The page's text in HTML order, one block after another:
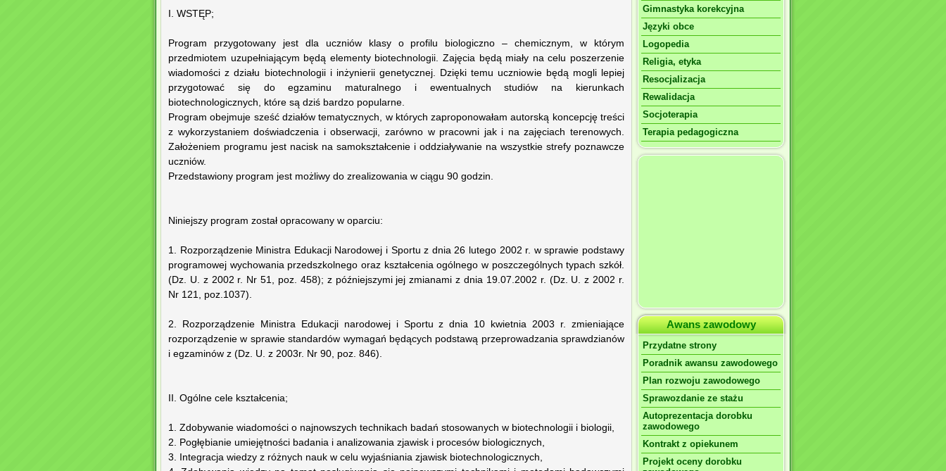
I. WSTĘP;
Program przygotowany jest dla uczniów klasy o profilu biologiczno – chemicznym, w którym
przedmiotem uzupełniającym będą elementy biotechnologii. Zajęcia będą miały na celu poszerzenie
wiadomości z działu biotechnologii i inżynierii genetycznej. Dzięki temu uczniowie będą mogli lepiej
przygotować się do egzaminu maturalnego i ewentualnych studiów na kierunkach
biotechnologicznych, które są dziś bardzo popularne.
Program obejmuje sześć działów tematycznych, w których zaproponowałam autorską koncepcję treści
z wykorzystaniem doświadczenia i obserwacji, zarówno w pracowni jak i na zajęciach terenowych.
Założeniem programu jest nacisk na samokształcenie i oddziaływanie na wszystkie strefy poznawcze
uczniów.
Przedstawiony program jest możliwy do zrealizowania w ciągu 90 godzin.
Niniejszy program został opracowany w oparciu:
1. Rozporządzenie Ministra Edukacji Narodowej i Sportu z dnia 26 lutego 2002 r. w sprawie podstawy
programowej wychowania przedszkolnego oraz kształcenia ogólnego w poszczególnych typach szkół.
(Dz. U. z 2002 r. Nr 51, poz. 458); z późniejszymi jej zmianami z dnia 19.07.2002 r. (Dz. U. z 2002 r.
Nr 121, poz.1037).
2. Rozporządzenie Ministra Edukacji narodowej i Sportu z dnia 10 kwietnia 2003 r. zmieniające
rozporządzenie w sprawie standardów wymagań będących podstawą przeprowadzania sprawdzianów
i egzaminów z (Dz. U. z 2003r. Nr 90, poz. 846).
II. Ogólne cele kształcenia;
1. Zdobywanie wiadomości o najnowszych technikach badań stosowanych w biotechnologii i biologii,
2. Pogłębianie umiejętności badania i analizowania zjawisk i procesów biologicznych,
3. Integracja wiedzy z różnych nauk w celu wyjaśniania zjawisk biotechnologicznych,
Gimnastyka korekcyjna
Języki obce
Logopedia
Religia, etyka
Resocjalizacja
Rewalidacja
Socjoterapia
Terapia pedagogiczna
Awans zawodowy
Przydatne strony
Poradnik awansu zawodowego
Plan rozwoju zawodowego
Sprawozdanie ze stażu
Autoprezentacja dorobku
zawodowego
Kontrakt z opiekunem
Projekt oceny dorobku